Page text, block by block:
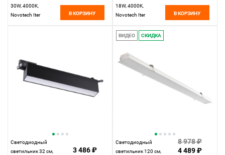
30W, 4000K,
Novotech Iter
В КОРЗИНУ
18W, 4000K,
Novotech Iter
В КОРЗИНУ
Светодиодный
светильник 32 см,
3 486 ₽
ВИДЕО СКИДКА
Светодиодный
светильник 120 см,
8 978 ₽
4 489 ₽